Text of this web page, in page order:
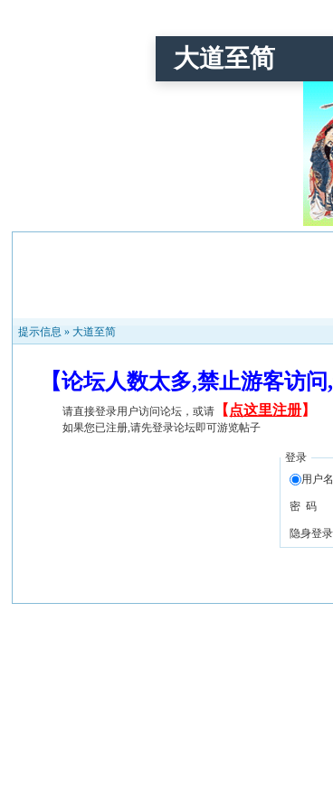
大道至简
提示信息 » 大道至简
【论坛人数太多,禁止游客访
请直接登录用户访问论坛，或请 【 点这里注册】
如果您已注册,请先登录论坛即可游览帖子
登录
用户名
密 码
隐身登录